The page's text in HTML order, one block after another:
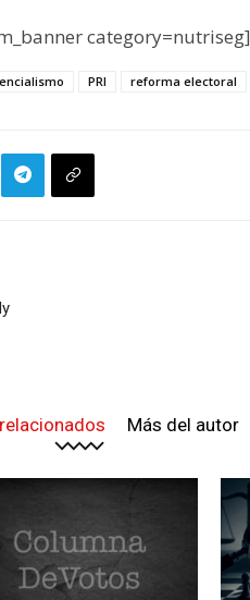
category=nutriseg]
PRI reforma electoral
Más del autor